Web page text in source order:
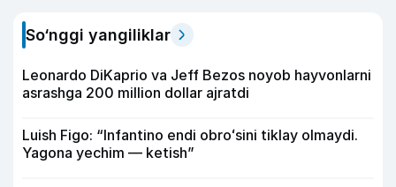
So‘nggi yangiliklar
Leonardo DiKaprio va Jeff Bezos noyob hayvonlarni
asrashga 200 million dollar ajratdi
Luish Figo: “Infantino endi obroʻsini tiklay olmaydi.
Yagona yechim — ketish”